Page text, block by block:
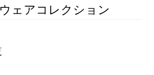
ェアコレクション